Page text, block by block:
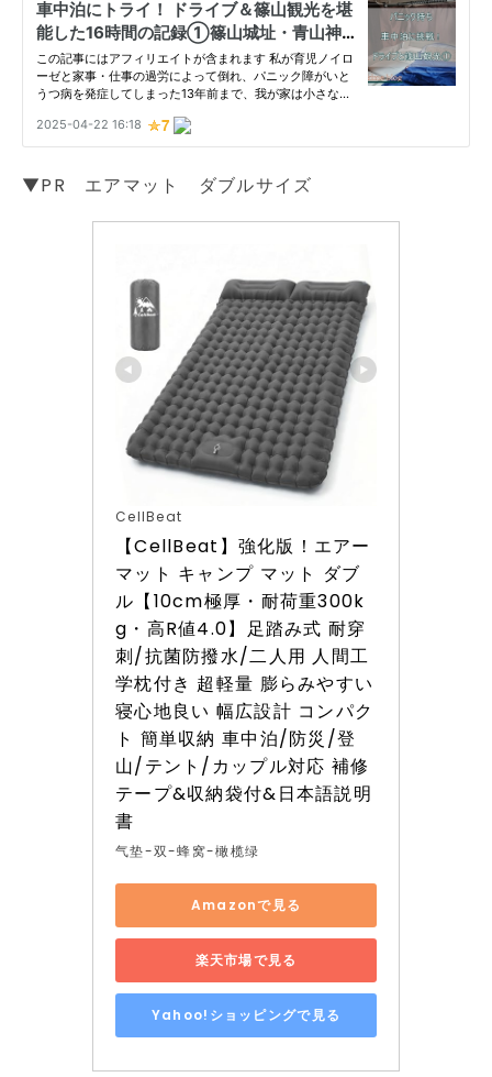
▼PR エアマット ダブルサイズ
CellBeat
【CellBeat】強化版！エアー
マット キャンプ マット ダブ
ル【10cm極厚・耐荷重300k
g・高R値4.0】足踏み式 耐穿
刺/抗菌防撥水/二人用 人間工
学枕付き 超軽量 膨らみやすい
寝心地良い 幅広設計 コンパク
ト 簡単収納 車中泊/防災/登
山/テント/カップル対応 補修
テープ&収納袋付&日本語説明
書
气垫-双-蜂窝-橄榄绿
Amazonで見る
楽天市場で見る
Yahoo!ショッピングで見る